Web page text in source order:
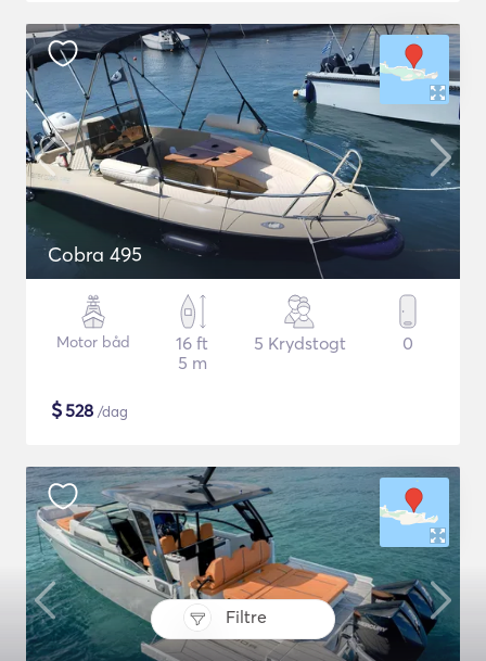
Filtre
Cobra 495
Motor båd
16 ft
5 m
5 Krydstogt 0
$528 /dag